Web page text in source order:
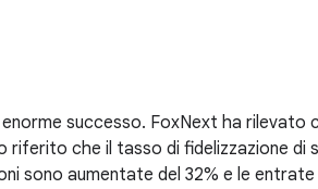
successo. FoxNext ha rilevato
riferito che il tasso di fidelizzazione di
sono aumentate del 32% e le